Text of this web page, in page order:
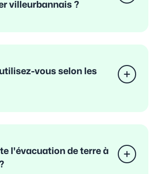
villeurbannais ?
vous selon les
l'évacuation de terre à